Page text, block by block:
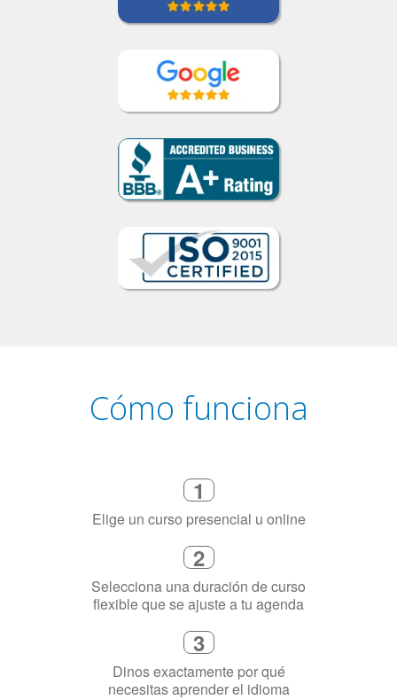
Cómo funciona
1
Elige un curso presencial u online
2
Selecciona una duración de curso
flexible que se ajuste a tu agenda